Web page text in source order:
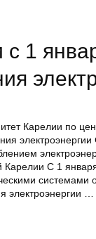
1
Карелии по
Карелии С 1
системами
электроэнергии …